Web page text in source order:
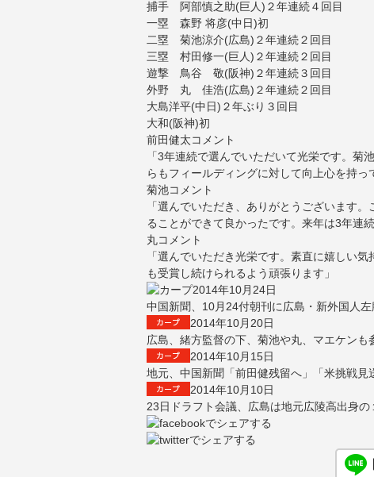
捕手 阿部慎之助(巨人)２年連続４回目
一塁 森野 将彦(中日)初
二塁 菊池涼介(広島)２年連続２回目
三塁 村田修一(巨人)２年連続２回目
遊撃 鳥谷 敬(阪神)２年連続３回目
外野 丸 佳浩(広島)２年連続２回目
大島洋平(中日)２年ぶり３回目
大和(阪神)初
前田健太コメント
「3年連続で選んでいただいて光栄です。菊
らもフィールディングに対して向上心を持っ
菊池コメント
「選んでいただき、ありがとうございます
ることができて良かったです。来年は3年連
丸コメント
「選んでいただき光栄です。素直に嬉しい
も受賞し続けられるよう頑張ります」
2014年10月24日
中国新聞、10月24付朝刊に広島・新外国人左
2014年10月20日
広島、緒方監督の下、菊池や丸、マエケン
2014年10月15日
地元、中国新聞「前田健残留へ」「米挑戦見
2014年10月10日
23日ドラフト会議、広島は地元広陵高出身